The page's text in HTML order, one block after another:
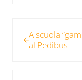
A scuola
al Pedibus